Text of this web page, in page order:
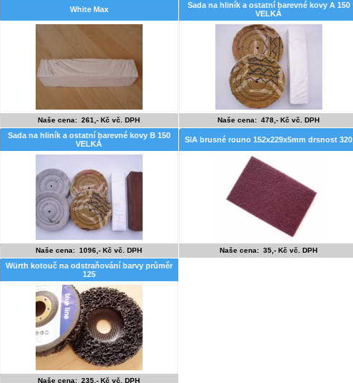
White Max
Naše cena: 261,- Kč vč. DPH
Sada na hliník a ostatní barevné kovy A 150
VELKÁ
Naše cena: 478,- Kč vč. DPH
Sada na hliník a ostatní barevné kovy B 150
VELKÁ
Naše cena: 1096,- Kč vč. DPH
SIA brusné rouno 152x229x5mm drsnost 320
Naše cena: 35,- Kč vč. DPH
Würth kotouč na odstraňování barvy průměr
125
Naše cena: 235,- Kč vč. DPH